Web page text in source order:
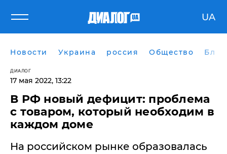
UA
Новости Украина россия Общество
ДИАЛОГ
17 мая 2022, 13:22
​В РФ новый дефицит: проблема
с товаром, который необходим в
каждом доме
На российском рынке образовалась